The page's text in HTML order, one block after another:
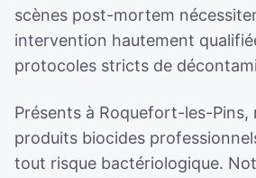
scènes post-mortem
intervention hautement
protocoles stricts de
Présents à Roquefort-les-Pins,
produits biocides
tout risque bactériologique.